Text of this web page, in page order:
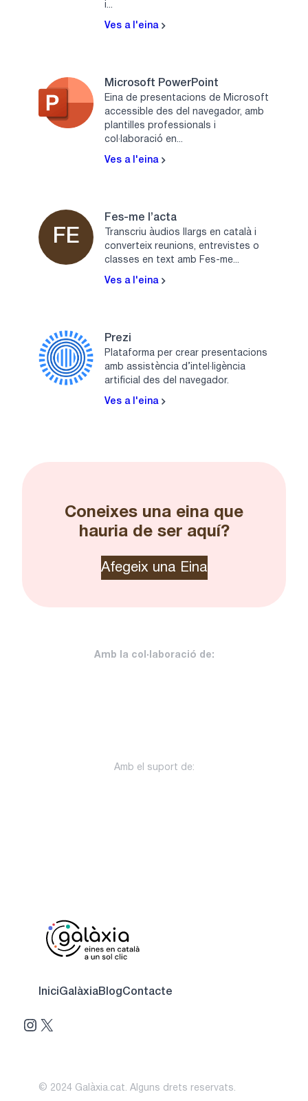
i...
Ves a l'eina
Microsoft PowerPoint
Eina de presentacions de Microsoft
accessible des del navegador, amb
plantilles professionals i
col·laboració en...
Ves a l'eina
FE
Fes-me l’acta
Transcriu àudios llargs en català i
converteix reunions, entrevistes o
classes en text amb Fes-me...
Ves a l'eina
Prezi
Plataforma per crear presentacions
amb assistència d’intel·ligència
artificial des del navegador.
Ves a l'eina
Coneixes una eina que
hauria de ser aquí?
Afegeix una Eina
Amb la col·laboració de:
Amb el suport de:
IniciGalàxiaBlogContacte
Instagram
X
© 2024 Galàxia.cat. Alguns drets reservats.